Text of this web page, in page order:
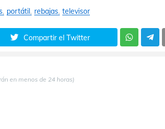
portátil rebajas televisor
Compartir el Twitter
en menos de 24 horas)